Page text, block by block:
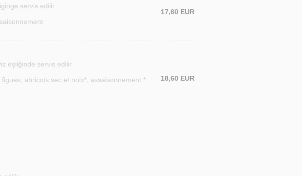
servis edilir
17,60 EUR
eşliğinde servis edilir
abricots sec et noix*, assaisonnement *
18,60 EUR